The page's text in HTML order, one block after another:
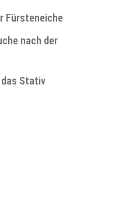
Fürsteneiche
nach der
Stativ